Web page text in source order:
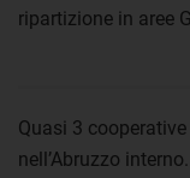
ripartizione in aree
Quasi 3
nell’Abruzzo